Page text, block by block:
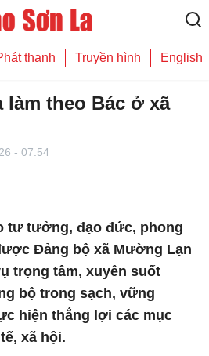
thanh Truyền hình English
làm theo Bác ở xã
- 07:54
tư tưởng, đạo đức, phong
Đảng bộ xã Mường Lạn
trọng tâm, xuyên suốt
bộ trong sạch, vững
hiện thắng lợi các mục
xã hội.